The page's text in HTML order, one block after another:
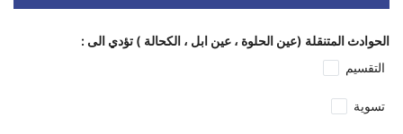
الحوادث المتنقلة (عين الحلوة ، عين ابل ، الكحالة ) تؤدي الى :
التقسيم
تسوية